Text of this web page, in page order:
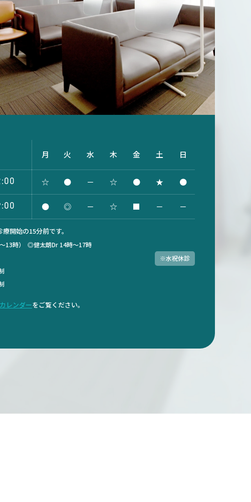
月 火 水 木 金 土 日
☆ ● － ☆ ● ★ ●
● ◎ － ☆ ■ － －
開始の15分前です。
13時） ◎健太朗Dr 14時～17時
※水祝休診
レンダーをご覧ください。